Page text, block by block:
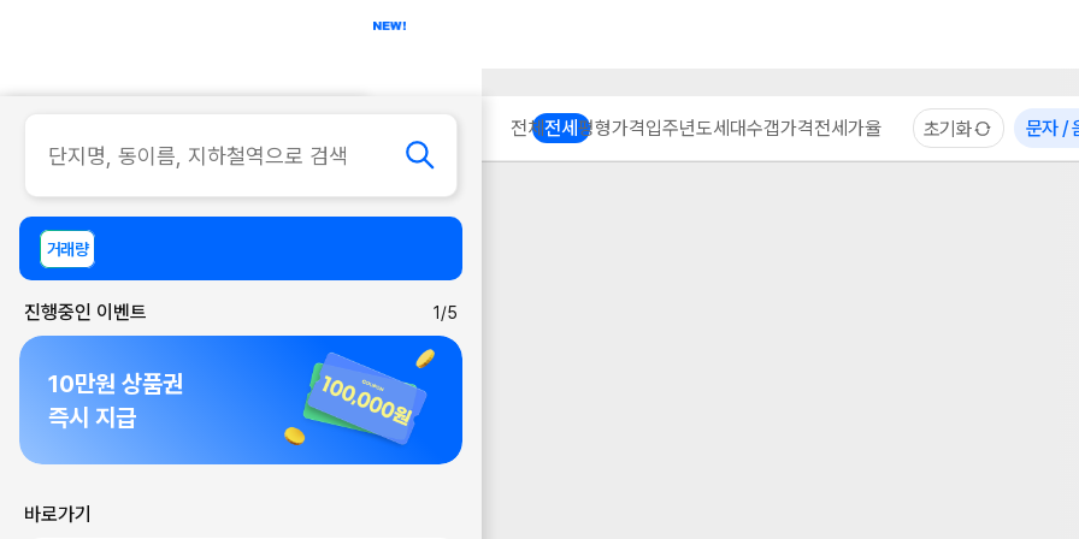
사무실
거래량
진행중인 이벤트 1/5
10만원 상품권
즉시 지급
바로가기
전체전세 평형가격입주년도세대수갭가격전세가율 초기화 문자 /